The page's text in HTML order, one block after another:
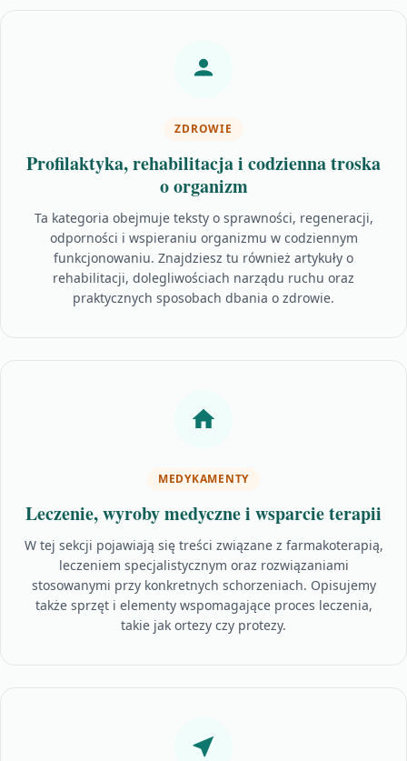
ZDROWIE
Profilaktyka, rehabilitacja i codzienna troska
o organizm
Ta kategoria obejmuje teksty o sprawności, regeneracji,
odporności i wspieraniu organizmu w codziennym
funkcjonowaniu. Znajdziesz tu również artykuły o
rehabilitacji, dolegliwościach narządu ruchu oraz
praktycznych sposobach dbania o zdrowie.
MEDYKAMENTY
Leczenie, wyroby medyczne i wsparcie terapii
W tej sekcji pojawiają się treści związane z farmakoterapią,
leczeniem specjalistycznym oraz rozwiązaniami
stosowanymi przy konkretnych schorzeniach. Opisujemy
także sprzęt i elementy wspomagające proces leczenia,
takie jak ortezy czy protezy.